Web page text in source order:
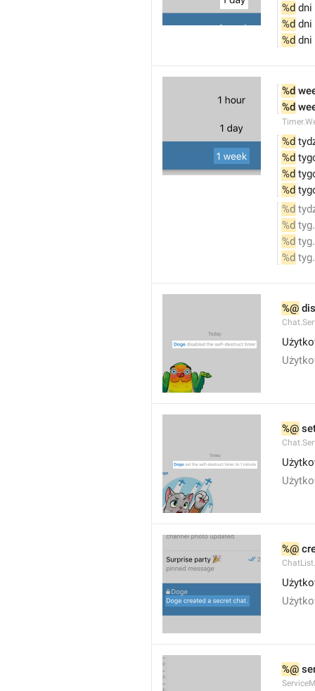
%d dni
%d dni
%d dni
%d
%d
%d
%d
%d
%d
%d
%d tyg.
%d tyg.
%d tyg.
%@
%@
%@
%@